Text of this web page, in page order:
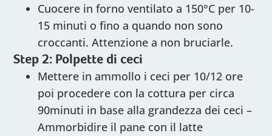
Cuocere in forno ventilato a 150°C per 10-
15 minuti o fino a quando non sono
croccanti. Attenzione a non bruciarle.
Step 2: Polpette di ceci
Mettere in ammollo i ceci per 10/12 ore
poi procedere con la cottura per circa
90minuti in base alla grandezza dei ceci –
⁠Ammorbidire il pane con il latte